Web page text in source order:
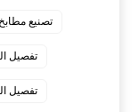
تصنيع
تفصيل
تفصيل